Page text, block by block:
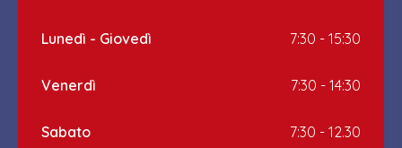
Lunedì - Giovedì 7:30 - 15:30
Venerdì 7:30 - 14:30
Sabato 7:30 - 12.30